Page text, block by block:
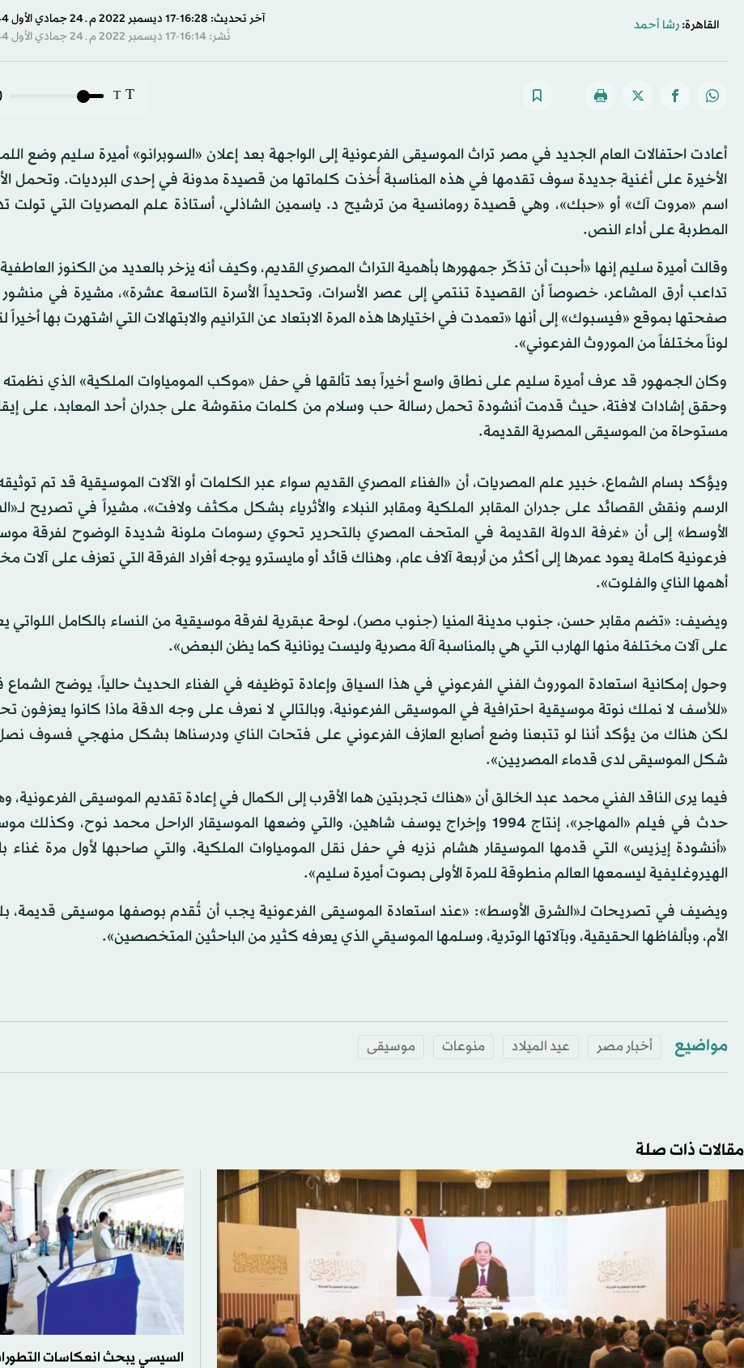
القاهرة: رشا أحمد
آخر تحديث: 16:28-17 ديسمبر 2022 م ـ 24 جمادي الأول 1444 هـ
نُشر: 16:14-17 ديسمبر 2022 م ـ 24 جمادي الأول 1444 هـ
T
T
أعادت احتفالات العام الجديد في مصر تراث الموسيقى الفرعونية إلى الواجهة بعد إعلان «السوبرانو» أميرة سليم وضع
الأخيرة على أغنية جديدة سوف تقدمها في هذه المناسبة أُخذت كلماتها من قصيدة مدونة في إحدى البرديات. وتحمل
اسم «مروت آك» أو «حبك»، وهي قصيدة رومانسية من ترشيح د. ياسمين الشاذلي، أستاذة علم المصريات التي تولت
المطربة على أداء النص.
وقالت أميرة سليم إنها «أحبت أن تذكّر جمهورها بأهمية التراث المصري القديم، وكيف أنه يزخر بالعديد من الكنوز
تداعب أرق المشاعر، خصوصاً أن القصيدة تنتمي إلى عصر الأسرات، وتحديداً الأسرة التاسعة عشرة»، مشيرة في
صفحتها بموقع «فيسبوك» إلى أنها «تعمدت في اختيارها هذه المرة الابتعاد عن الترانيم والابتهالات التي اشتهرت بها أخيراً
لوناً مختلفاً من الموروث الفرعوني».
وكان الجمهور قد عرف أميرة سليم على نطاق واسع أخيراً بعد تألقها في حفل «موكب المومياوات الملكية» الذي
وحقق إشادات لافتة، حيث قدمت أنشودة تحمل رسالة حب وسلام من كلمات منقوشة على جدران أحد المعابد، على
مستوحاة من الموسيقى المصرية القديمة.
ويؤكد بسام الشماع، خبير علم المصريات، أن «الغناء المصري القديم سواء عبر الكلمات أو الآلات الموسيقية قد تم
الرسم ونقش القصائد على جدران المقابر الملكية ومقابر النبلاء والأثرياء بشكل مكثف ولافت»، مشيراً في تصريح
الأوسط» إلى أن «غرفة الدولة القديمة في المتحف المصري بالتحرير تحوي رسومات ملونة شديدة الوضوح لفرقة
فرعونية كاملة يعود عمرها إلى أكثر من أربعة آلاف عام، وهناك قائد أو مايسترو يوجه أفراد الفرقة التي تعزف على آلات
أهمها الناي والفلوت».
ويضيف: «تضم مقابر حسن، جنوب مدينة المنيا (جنوب مصر)، لوحة عبقرية لفرقة موسيقية من النساء بالكامل اللواتي
على آلات مختلفة منها الهارب التي هي بالمناسبة آلة مصرية وليست يونانية كما يظن البعض».
وحول إمكانية استعادة الموروث الفني الفرعوني في هذا السياق وإعادة توظيفه في الغناء الحديث حالياً، يوضح الشماع
«للأسف لا نملك نوتة موسيقية احترافية في الموسيقى الفرعونية، وبالتالي لا نعرف على وجه الدقة ماذا كانوا يعزفون
لكن هناك من يؤكد أننا لو تتبعنا وضع أصابع العازف الفرعوني على فتحات الناي ودرسناها بشكل منهجي فسوف
شكل الموسيقى لدى قدماء المصريين».
فيما يرى الناقد الفني محمد عبد الخالق أن «هناك تجربتين هما الأقرب إلى الكمال في إعادة تقديم الموسيقى الفرعونية،
حدث في فيلم «المهاجر»، إنتاج 1994 وإخراج يوسف شاهين، والتي وضعها الموسيقار الراحل محمد نوح، وكذلك
«أنشودة إيزيس» التي قدمها الموسيقار هشام نزيه في حفل نقل المومياوات الملكية، والتي صاحبها لأول مرة غناء
الهيروغليفية ليسمعها العالم منطوقة للمرة الأولى بصوت أميرة سليم».
ويضيف في تصريحات لـ«الشرق الأوسط»: «عند استعادة الموسيقى الفرعونية يجب أن تُقدم بوصفها موسيقى قديمة،
الأم، وبألفاظها الحقيقية، وبآلاتها الوترية، وسلمها الموسيقي الذي يعرفه كثير من الباحثين المتخصصين».
مواضيع أخبار مصر عيد الميلاد منوعات موسيقى
مقالات ذات صلة
السيسي يبحث انعكاسات